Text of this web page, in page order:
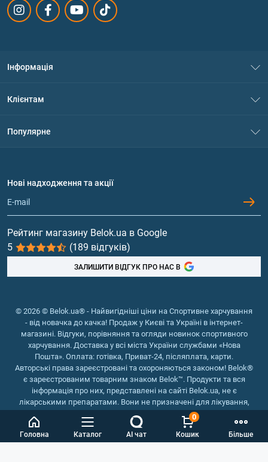
Головна Каталог AI чат Кошик
0
Більше
Інформація
Політика конфіденційності
Обмін та повернення
Клієнтам
Популярне
Протеїн
Гейнери
Вітаміни та мінерали
Риб'ячий жир, жирні кислоти
Нові надходження та акції
Рейтинг магазину Belok.ua в Google
5
(189 відгуків)
ЗАЛИШИТИ ВІДГУК ПРО НАС В
© 2026 © Belok.ua® - Найвигідніші ціни на Спортивне харчування
- від новачка до качка! Продаж у Києві та Україні в інтернет-
магазині. Відгуки, порівняння та огляди новинок спортивного
харчування. Доставка у всі міста України службами «Нова
Пошта». Оплата: готівка, Приват-24, післяплата, карти.
Авторські права зареєстровані та охороняються законом! Belok®
є зареєстрованим товарним знаком Belok™. Продукти та вся
інформація про них, представлені на сайті Belok.ua, не є
лікарськими препаратами. Вони не призначені для лікування,
зняття симптомів та запобігання хворобам.
Інтернет магазин Belok.ua
Інтернет магазин спортивного
харчування